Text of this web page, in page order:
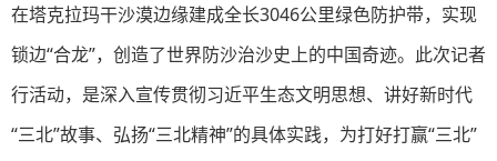
在塔克拉玛干沙漠边缘建成全长3046公里绿色防护带，实现
锁边“合龙”，创造了世界防沙治沙史上的中国奇迹。此次记者
行活动，是深入宣传贯彻习近平生态文明思想、讲好新时代
“三北”故事、弘扬“三北精神”的具体实践，为打好打赢“三北”